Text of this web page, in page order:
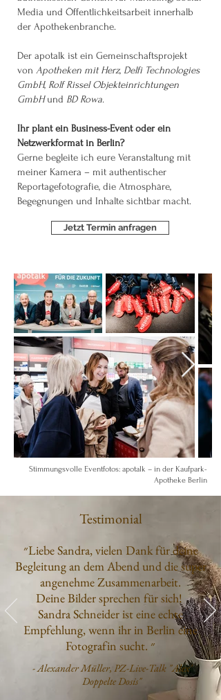
Media und Öffentlichkeitsarbeit innerhalb
der Apothekenbranche.
Der apotalk ist ein Gemeinschaftsprojekt
von Apotheken mit Herz, Delfi Technologies
GmbH, Rolf Rissel Objekteinrichtungen
GmbHund BD Rowa.
Ihr plant ein Business-Event oder ein
Netzwerkformat in Berlin?
Gerne begleite ich eure Veranstaltung mit
meiner Kamera – mit authentischer
Reportagefotografie, die Atmosphäre,
Begegnungen und Inhalte sichtbar macht.
Jetzt Termin anfragen
Stimmungsvolle Eventfotos: apotalk – in der Kaufpark-
Apotheke Berlin
Testimonial
״Liebe Sandra, vielen Dank für deine
Begleitung an dem Abend und die super
angenehme Zusammenarbeit.
Deine Bilder sprechen für sich!
Sandra Schneider ist eine echte
Empfehlung, wenn ihr in Berlin eine
Fotografin sucht. ״
- Alexander Müller, PZ-Live-Talk "Alex'
Doppelte Dosis"